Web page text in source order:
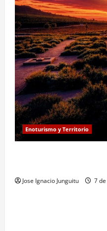
Enoturismo y Territorio
Jose Ignacio Junguitu 7
¿HABLAMOS DE VINO?